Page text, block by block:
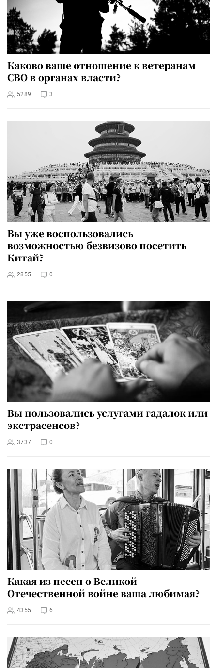
Каково ваше отношение к ветеранам
СВО в органах власти?
5289 3
Вы уже воспользовались
возможностью безвизово посетить
Китай?
2855 0
Вы пользовались услугами гадалок или
экстрасенсов?
3737 0
Какая из песен о Великой
Отечественной войне ваша любимая?
4355 6